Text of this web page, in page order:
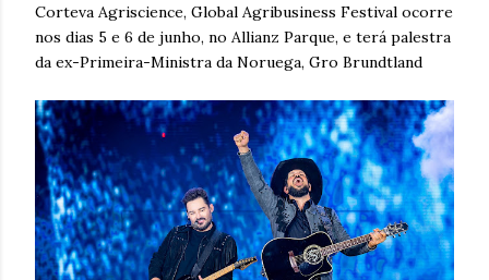
Corteva Agriscience, Global Agribusiness Festival ocorre
nos dias 5 e 6 de junho, no Allianz Parque, e terá palestra
da ex-Primeira-Ministra da Noruega, Gro Brundtland